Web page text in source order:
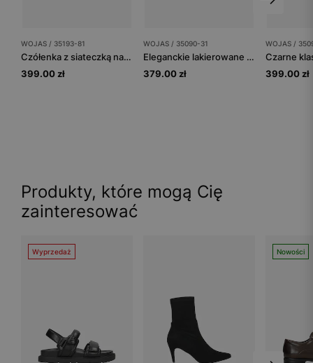
WOJAS / 35193-81
Czółenka z siateczką na niskiej szpilce
399.00 zł
WOJAS / 35090-31
Eleganckie lakierowane szpilki damskie czarne
379.00 zł
WOJAS /
399.00 zł
Produkty, które mogą Cię
zainteresować
Wyprzedaż Nowości